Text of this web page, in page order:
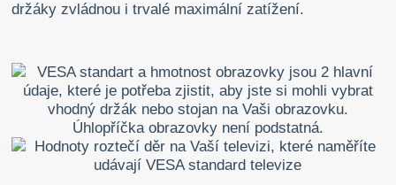
držáky zvládnou i trvalé maximální zatížení.